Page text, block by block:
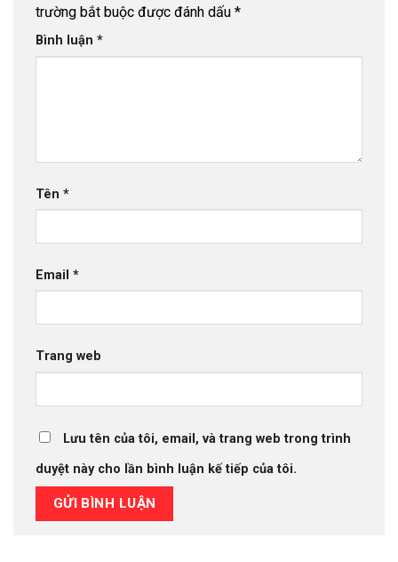
trường bắt buộc được đánh dấu *
Bình luận *
Tên *
Email *
Trang web
Lưu tên của tôi, email, và trang web trong trình
duyệt này cho lần bình luận kế tiếp của tôi.